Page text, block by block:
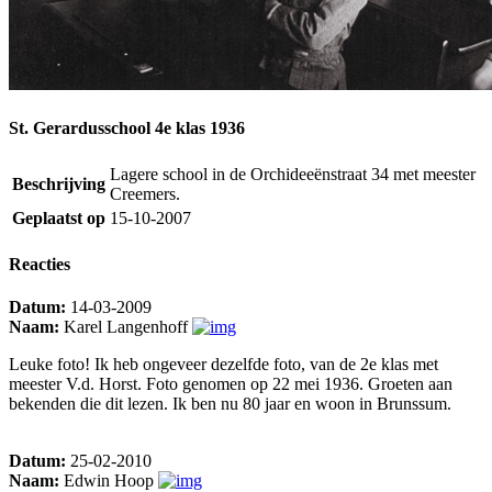
St. Gerardusschool 4e klas 1936
Beschrijving
Lagere school in de Orchideeënstraat 34 met meester
Creemers.
Geplaatst op 15-10-2007
Reacties
Datum: 14-03-2009
Naam: Karel Langenhoff
Leuke foto! Ik heb ongeveer dezelfde foto, van de 2e klas met
meester V.d. Horst. Foto genomen op 22 mei 1936. Groeten aan
bekenden die dit lezen. Ik ben nu 80 jaar en woon in Brunssum.
Datum: 25-02-2010
Naam: Edwin Hoop